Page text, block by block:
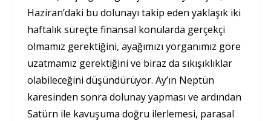
Haziran’daki bu dolunayı takip eden yaklaşık iki
haftalık süreçte finansal konularda gerçekçi
olmamız gerektiğini, ayağımızı yorganımız göre
uzatmamız gerektiğini ve biraz da sıkışıklıklar
olabileceğini düşündürüyor. Ay’ın Neptün
karesinden sonra dolunay yapması ve ardından
Satürn ile kavuşuma doğru ilerlemesi, parasal